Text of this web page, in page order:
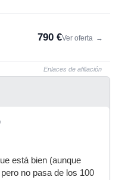
790 €Ver oferta →
Enlaces de afiliación
está bien (aunque
no pasa de los 100